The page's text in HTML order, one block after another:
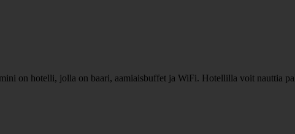
on hotelli, jolla on baari, aamiaisbuffet ja WiFi. Hotellilla voit nauttia